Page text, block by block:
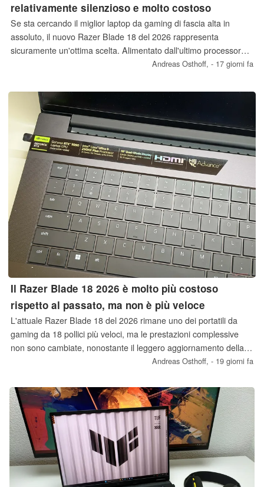
relativamente silenzioso e molto costoso
Se sta cercando il miglior laptop da gaming di fascia alta in
assoluto, il nuovo Razer Blade 18 del 2026 rappresenta
sicuramente un'ottima scelta. Alimentato dall'ultimo processore
Intel Core Ultra 9 290HX Plus e dalla ben nota scheda grafica
veloci attualmente disponibili sul mercato.
Andreas Osthoff, - 17 giorni fa
Il Razer Blade 18 2026 è molto più costoso
rispetto al passato, ma non è più veloce
L'attuale Razer Blade 18 del 2026 rimane uno dei portatili da
gaming da 18 pollici più veloci, ma le prestazioni complessive
non sono cambiate, nonostante il leggero aggiornamento della
CPU. Ciò rappresenta un problema, poiché il prezzo è
prezzi della memoria.
Andreas Osthoff, - 19 giorni fa